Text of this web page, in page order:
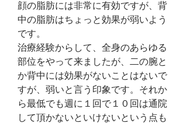
顔の脂肪には非常に有効ですが、背
中の脂肪はちょっと効果が弱いよう
です。
治療経験からして、全身のあらゆる
部位をやって来ましたが、二の腕と
か背中には効果がないことはないで
すが、弱いと言う印象です。それか
ら最低でも週に１回で１０回は通院
して頂かないといけないという点も